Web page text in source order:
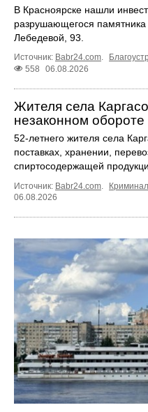
В Красноярске нашли
разрушающегося
Лебедевой, 93.
Источник: Babr24.com
558
06.08.2026
Жителя села
незаконном обороте
52-летнего жителя села
поставках, хранении,
спиртосодержащей
Источник: Babr24.com. Криминал
06.08.2026